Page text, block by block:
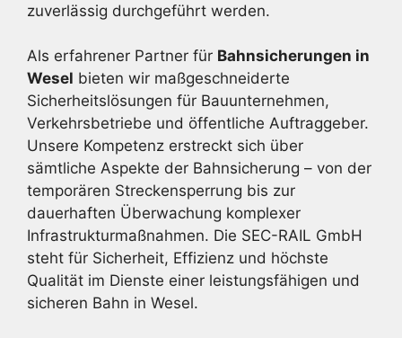
zuverlässig durchgeführt werden.
Als erfahrener Partner für Bahnsicherungen in
Wesel bieten wir maßgeschneiderte
Sicherheitslösungen für Bauunternehmen,
Verkehrsbetriebe und öffentliche Auftraggeber.
Unsere Kompetenz erstreckt sich über
sämtliche Aspekte der Bahnsicherung – von der
temporären Streckensperrung bis zur
dauerhaften Überwachung komplexer
Infrastrukturmaßnahmen. Die SEC-RAIL GmbH
steht für Sicherheit, Effizienz und höchste
Qualität im Dienste einer leistungsfähigen und
sicheren Bahn in Wesel.